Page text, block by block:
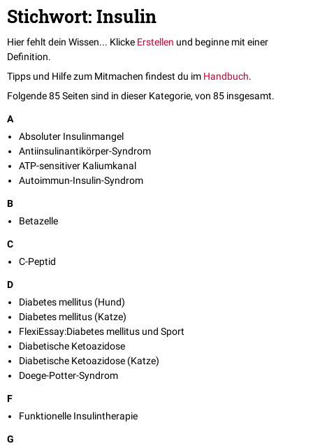
Stichwort: Insulin
Hier fehlt dein Wissen... Klicke Erstellen und beginne mit einer
Definition.
Tipps und Hilfe zum Mitmachen findest du im Handbuch.
Folgende 85 Seiten sind in dieser Kategorie, von 85 insgesamt.
A
Absoluter Insulinmangel
Antiinsulinantikörper-Syndrom
ATP-sensitiver Kaliumkanal
Autoimmun-Insulin-Syndrom
B
Betazelle
C
C-Peptid
D
Diabetes mellitus (Hund)
Diabetes mellitus (Katze)
FlexiEssay:Diabetes mellitus und Sport
Diabetische Ketoazidose
Diabetische Ketoazidose (Katze)
Doege-Potter-Syndrom
F
Funktionelle Insulintherapie
G